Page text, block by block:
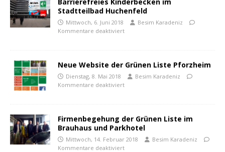
Stadtteilbad Huchenfeld
Mittwoch, 6. Juni 2018
Besim Karadeniz
Kommentare deaktiviert
Neue Website der Grünen Liste Pforzheim
Dienstag, 8. Mai 2018
Besim Karadeniz
Kommentare deaktiviert
Firmenbegehung der Grünen Liste im
Brauhaus und Parkhotel
Mittwoch, 14. Februar 2018
Besim Karadeniz
Kommentare deaktiviert